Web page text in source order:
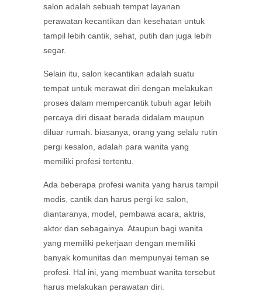
salon adalah sebuah tempat layanan
perawatan kecantikan dan kesehatan untuk
tampil lebih cantik, sehat, putih dan juga lebih
segar.
Selain itu, salon kecantikan adalah suatu
tempat untuk merawat diri dengan melakukan
proses dalam mempercantik tubuh agar lebih
percaya diri disaat berada didalam maupun
diluar rumah. biasanya, orang yang selalu rutin
pergi kesalon, adalah para wanita yang
memiliki profesi tertentu.
Ada beberapa profesi wanita yang harus tampil
modis, cantik dan harus pergi ke salon,
diantaranya, model, pembawa acara, aktris,
aktor dan sebagainya. Ataupun bagi wanita
yang memiliki pekerjaan dengan memiliki
banyak komunitas dan mempunyai teman se
profesi. Hal ini, yang membuat wanita tersebut
harus melakukan perawatan diri.